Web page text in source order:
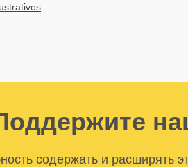
содержать и расширять